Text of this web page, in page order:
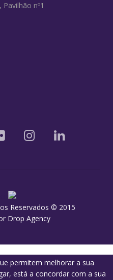
nº1
Reservados © 2015
Drop Agency
permitem melhorar a sua
está a concordar com a sua